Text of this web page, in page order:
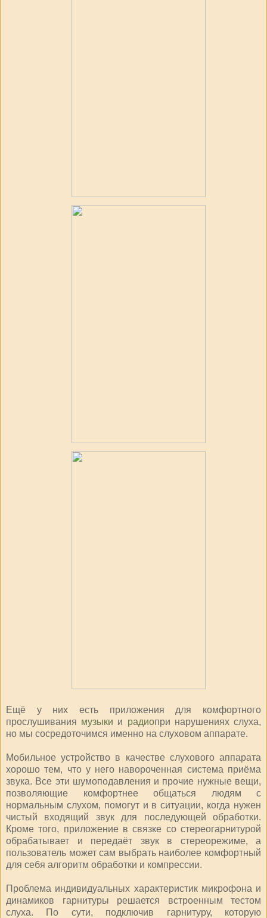
Ещё у них есть приложения для комфортного
прослушивания музыки и радиопри нарушениях слуха,
но мы сосредоточимся именно на слуховом аппарате.
Мобильное устройство в качестве слухового аппарата
хорошо тем, что у него навороченная система приёма
звука. Все эти шумоподавления и прочие нужные вещи,
позволяющие комфортнее общаться людям с
нормальным слухом, помогут и в ситуации, когда нужен
чистый входящий звук для последующей обработки.
Кроме того, приложение в связке со стереогарнитурой
обрабатывает и передаёт звук в стереорежиме, а
пользователь может сам выбрать наиболее комфортный
для себя алгоритм обработки и компрессии.
Проблема индивидуальных характеристик микрофона и
динамиков гарнитуры решается встроенным тестом
слуха. По сути, подключив гарнитуру, которую